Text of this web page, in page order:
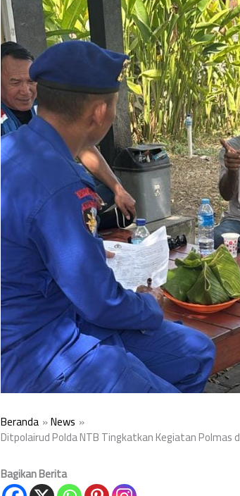
Beranda News
Ditpolairud Polda NTB Tingkatkan Kegiatan
Bagikan Berita